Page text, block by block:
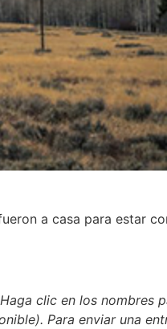
a casa para estar
clic en los nombres
Para enviar una